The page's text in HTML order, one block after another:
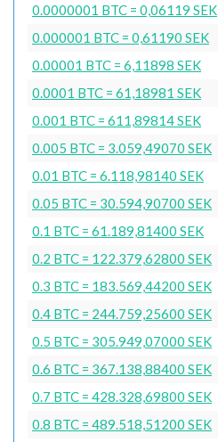
0.0000001 BTC = 0,06119 SEK
0.000001 BTC = 0,61190 SEK
0.00001 BTC = 6,11898 SEK
0.0001 BTC = 61,18981 SEK
0.001 BTC = 611,89814 SEK
0.005 BTC = 3.059,49070 SEK
0.01 BTC = 6.118,98140 SEK
0.05 BTC = 30.594,90700 SEK
0.1 BTC = 61.189,81400 SEK
0.2 BTC = 122.379,62800 SEK
0.3 BTC = 183.569,44200 SEK
0.4 BTC = 244.759,25600 SEK
0.5 BTC = 305.949,07000 SEK
0.6 BTC = 367.138,88400 SEK
0.7 BTC = 428.328,69800 SEK
0.8 BTC = 489.518,51200 SEK